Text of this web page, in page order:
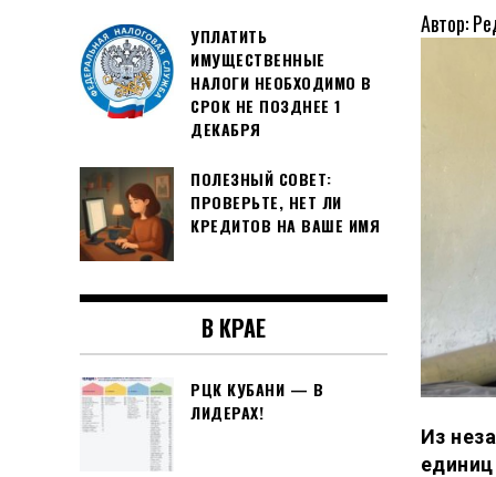
Автор:
Из
УПЛАТИТЬ
ИМУЩЕСТВЕННЫЕ
НАЛОГИ НЕОБХОДИМО В
СРОК НЕ ПОЗДНЕЕ 1
ДЕКАБРЯ
ПОЛЕЗНЫЙ СОВЕТ:
ПРОВЕРЬТЕ, НЕТ ЛИ
КРЕДИТОВ НА ВАШЕ ИМЯ
В КРАЕ
РЦК КУБАНИ — В
ЛИДЕРАХ!